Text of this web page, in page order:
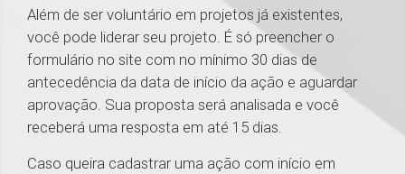
Além de ser voluntário em projetos já existentes,
você pode liderar seu projeto. É só preencher o
formulário no site com no mínimo 30 dias de
antecedência da data de início da ação e aguardar
aprovação. Sua proposta será analisada e você
receberá uma resposta em até 15 dias.
Caso queira cadastrar uma ação com início em